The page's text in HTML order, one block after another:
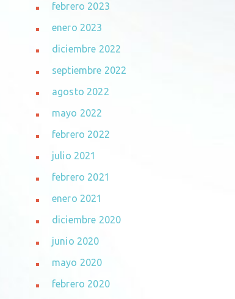
febrero 2023
enero 2023
diciembre 2022
septiembre 2022
agosto 2022
mayo 2022
febrero 2022
julio 2021
febrero 2021
enero 2021
diciembre 2020
junio 2020
mayo 2020
febrero 2020